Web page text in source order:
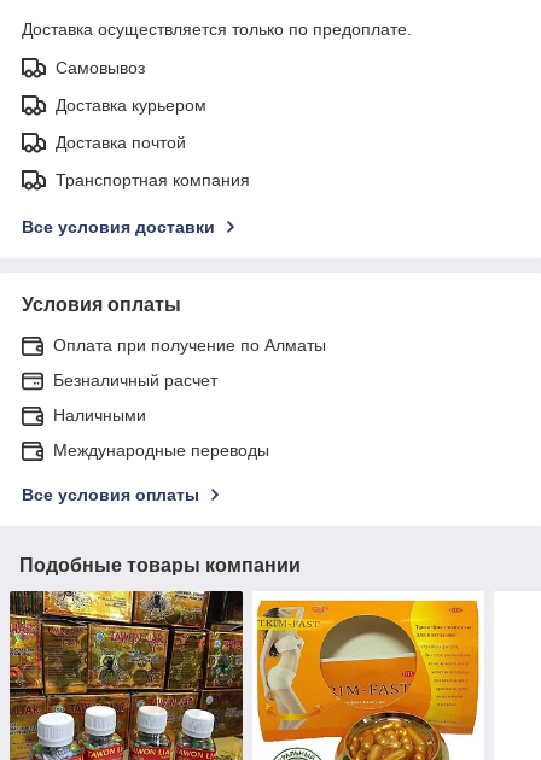
Доставка осуществляется только по предоплате.
Самовывоз
Доставка курьером
Доставка почтой
Транспортная компания
Все условия доставки
Условия оплаты
Оплата при получение по Алматы
Безналичный расчет
Наличными
Международные переводы
Все условия оплаты
Подобные товары компании